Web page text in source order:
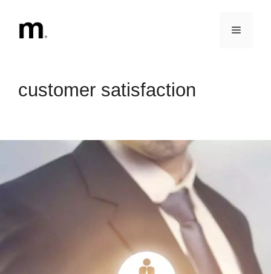
contenuto
Menu
customer satisfaction